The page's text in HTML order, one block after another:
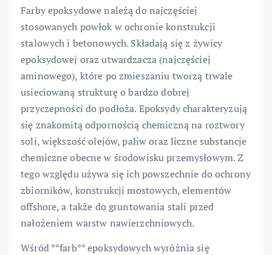
Farby epoksydowe należą do najczęściej
stosowanych powłok w ochronie konstrukcji
stalowych i betonowych. Składają się z żywicy
epoksydowej oraz utwardzacza (najczęściej
aminowego), które po zmieszaniu tworzą trwale
usieciowaną strukturę o bardzo dobrej
przyczepności do podłoża. Epoksydy charakteryzują
się znakomitą odpornością chemiczną na roztwory
soli, większość olejów, paliw oraz liczne substancje
chemiczne obecne w środowisku przemysłowym. Z
tego względu używa się ich powszechnie do ochrony
zbiorników, konstrukcji mostowych, elementów
offshore, a także do gruntowania stali przed
nałożeniem warstw nawierzchniowych.
Wśród **farb** epoksydowych wyróżnia się